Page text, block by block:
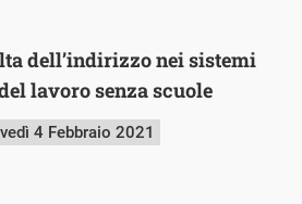
dell’indirizzo nei sistemi
lavoro senza scuole
4 Febbraio 2021